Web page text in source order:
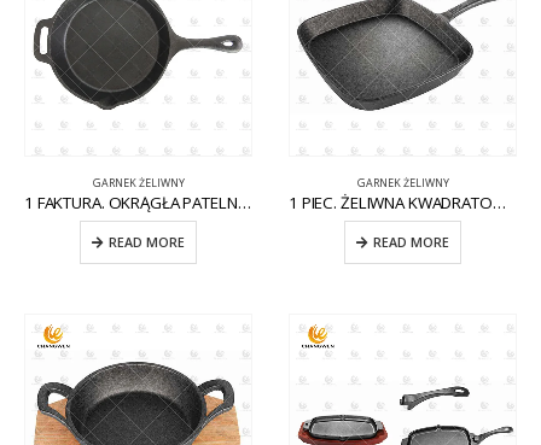
GARNEK ŻELIWNY
1 FAKTURA. OKRĄGŁA PATELNIA ŻELIWNA Z POMOCNIKIEM CW-CI004
READ MORE
GARNEK ŻELIWNY
1 PIEC. ŻELIWNA KWADRATOWA PATELNIA NA KOMARY CW-CI012
READ MORE